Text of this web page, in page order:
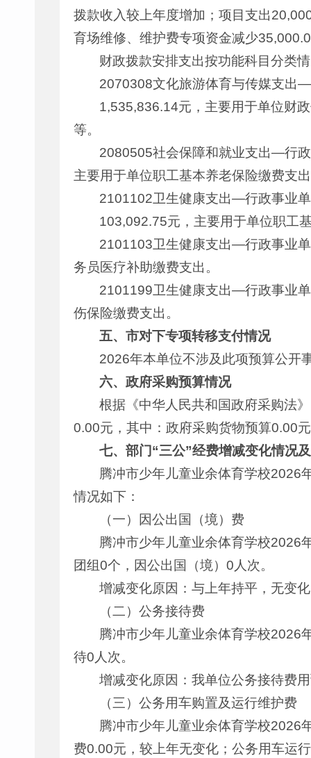
拨款收入较上年度增加；项目支出
育场维修、维护费专项资金减少
财政拨款安排支出按功能科目分类
2070308文化旅游体育与传媒支出
1,535,836.14元，主要用于单位财
等。
2080505社会保障和就业支出—行
主要用于单位职工基本养老保险缴费支
2101102卫生健康支出—行政事业
103,092.75元，主要用于单位职工
2101103卫生健康支出—行政事业
务员医疗补助缴费支出。
2101199卫生健康支出—行政事业
伤保险缴费支出。
五、市对下专项转移支付情况
2026年本单位不涉及此项预算公开
六、政府采购预算情况
根据《中华人民共和国政府采购法
0.00元，其中：政府采购货物预算0.00
七、部门“三公”经费增减变化情况
腾冲市少年儿童业余体育学校2026
情况如下：
（一）因公出国（境）费
腾冲市少年儿童业余体育学校2026
团组0个，因公出国（境）0人次。
增减变化原因：与上年持平，无变
（二）公务接待费
腾冲市少年儿童业余体育学校2026
待0人次。
增减变化原因：我单位公务接待费
（三）公务用车购置及运行维护费
腾冲市少年儿童业余体育学校2026
费0.00元，较上年无变化；公务用车运